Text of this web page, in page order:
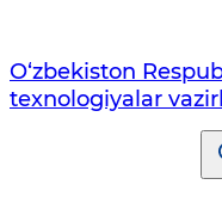
O‘zbekiston
texnologiyalar